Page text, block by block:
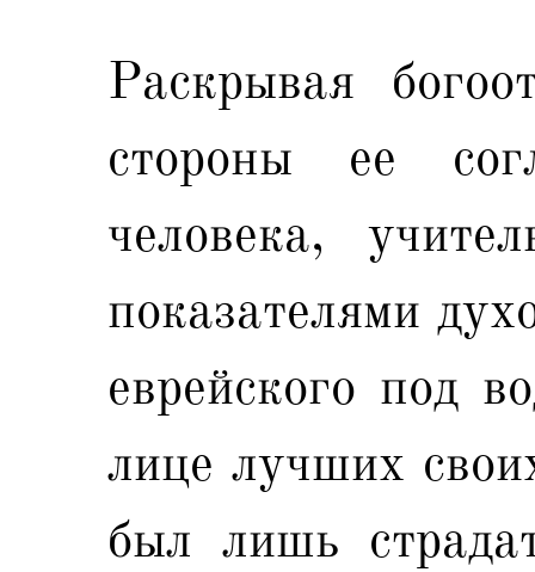
Раскрывая
стороны ее
человека,
показателями
еврейского под
лице лучших
был лишь